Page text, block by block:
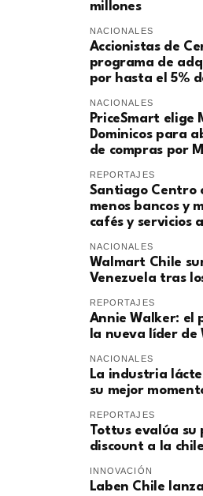
millones
NACIONALES
Accionistas de
programa de
por hasta el 5%
NACIONALES
PriceSmart elige
Dominicos para
de compras por
REPORTAJES
Santiago Centro
menos bancos y
cafés y servicios
NACIONALES
Walmart Chile
Venezuela tras
REPORTAJES
Annie Walker: el
la nueva líder
NACIONALES
La industria
su mejor
REPORTAJES
Tottus evalúa su
discount a la
INNOVACIÓN
Laben Chile